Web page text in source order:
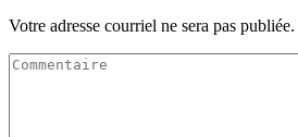
Votre adresse courriel ne sera pas publiée.